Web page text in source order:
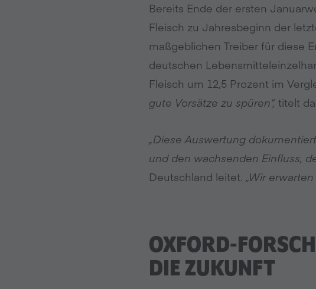
Bereits Ende der ersten
Fleisch zu Jahresbeginn der
maßgeblichen Treiber für diese
deutschen
Fleisch um 12,5 Prozent im
gute Vorsätze zu spüren“, titelt
„Diese Auswertung
und den wachsenden Einfluss,
Deutschland leitet. „Wir
OXFORD-
DIE ZUKUNFT